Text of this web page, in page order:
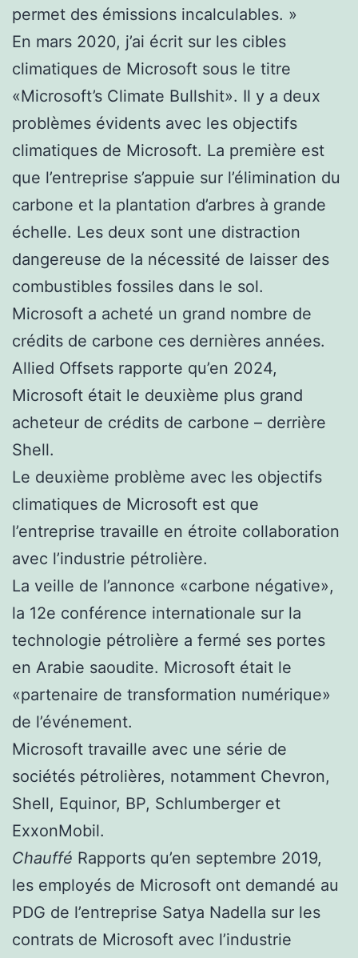
permet des émissions incalculables. »
En mars 2020, j’ai écrit sur les cibles
climatiques de Microsoft sous le titre
«Microsoft’s Climate Bullshit». Il y a deux
problèmes évidents avec les objectifs
climatiques de Microsoft. La première est
que l’entreprise s’appuie sur l’élimination du
carbone et la plantation d’arbres à grande
échelle. Les deux sont une distraction
dangereuse de la nécessité de laisser des
combustibles fossiles dans le sol.
Microsoft a acheté un grand nombre de
crédits de carbone ces dernières années.
Allied Offsets rapporte qu’en 2024,
Microsoft était le deuxième plus grand
acheteur de crédits de carbone – derrière
Shell.
Le deuxième problème avec les objectifs
climatiques de Microsoft est que
l’entreprise travaille en étroite collaboration
avec l’industrie pétrolière.
La veille de l’annonce «carbone négative»,
la 12e conférence internationale sur la
technologie pétrolière a fermé ses portes
en Arabie saoudite. Microsoft était le
«partenaire de transformation numérique»
de l’événement.
Microsoft travaille avec une série de
sociétés pétrolières, notamment Chevron,
Shell, Equinor, BP, Schlumberger et
ExxonMobil.
Chauffé Rapports qu’en septembre 2019,
les employés de Microsoft ont demandé au
PDG de l’entreprise Satya Nadella sur les
contrats de Microsoft avec l’industrie